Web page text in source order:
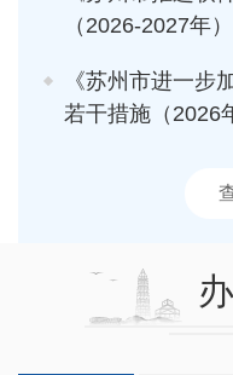
（2026-2027年
《苏州市进一步
若干措施（2026